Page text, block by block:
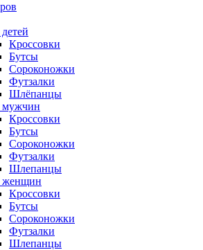
Кроссовки
Бутсы
Сороконожки
Футзалки
Шлёпанцы
мужчин
Кроссовки
Бутсы
Сороконожки
Футзалки
Шлепанцы
женщин
Кроссовки
Бутсы
Сороконожки
Футзалки
Шлепанцы